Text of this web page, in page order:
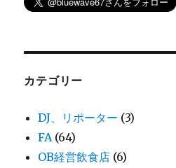
カテゴリー
DJ、リポーター (3)
FA (64)
OB経営飲食店 (6)